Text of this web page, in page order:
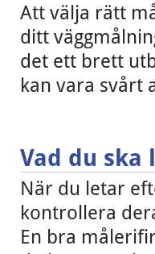
Att välja rätt
ditt
det ett brett
kan vara svårt
Vad du
När du letar
kontrollera
En bra